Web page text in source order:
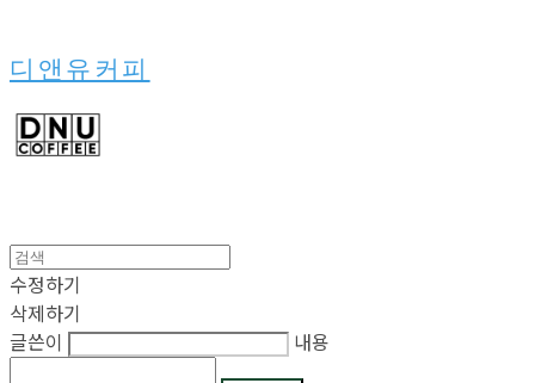
디앤유커피
수정하기
삭제하기
글쓴이
내용